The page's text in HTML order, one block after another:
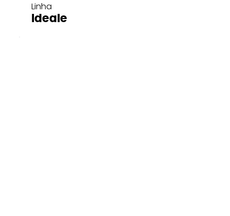
Linha
Ideale